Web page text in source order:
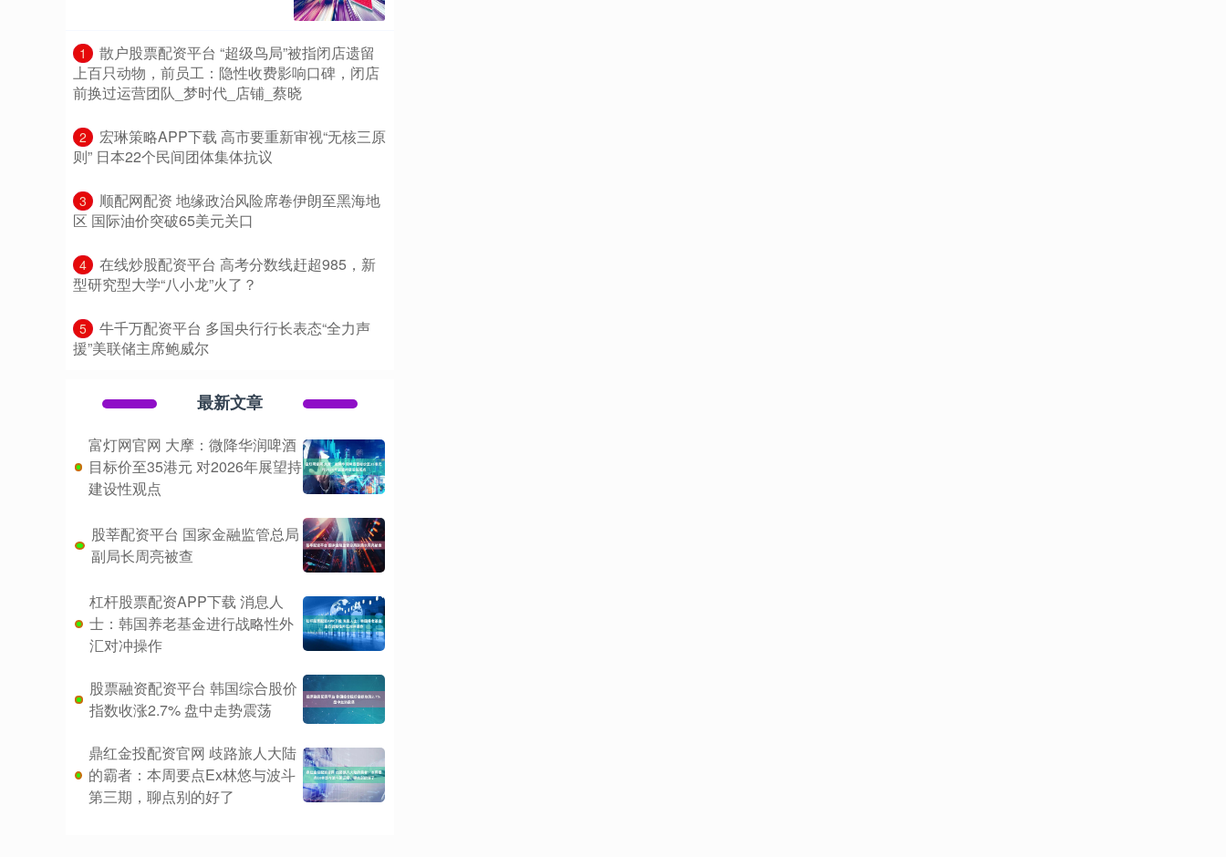
1
​散户股票配资平台 “超级鸟局”被指闭店遗留
上百只动物，前员工：隐性收费影响口碑，闭店
前换过运营团队_梦时代_店铺_蔡晓
2
​宏琳策略APP下载 高市要重新审视“无核三原
则” 日本22个民间团体集体抗议
3
​顺配网配资 地缘政治风险席卷伊朗至黑海地
区 国际油价突破65美元关口
4
​在线炒股配资平台 高考分数线赶超985，新
型研究型大学“八小龙”火了？
5
​牛千万配资平台 多国央行行长表态“全力声
援”美联储主席鲍威尔
最新文章
富灯网官网 大摩：微降华润啤酒
目标价至35港元 对2026年展望持
建设性观点
股莘配资平台 国家金融监管总局
副局长周亮被查
杠杆股票配资APP下载 消息人
士：韩国养老基金进行战略性外
汇对冲操作
股票融资配资平台 韩国综合股价
指数收涨2.7% 盘中走势震荡
鼎红金投配资官网 歧路旅人大陆
的霸者：本周要点Ex林悠与波斗
第三期，聊点别的好了